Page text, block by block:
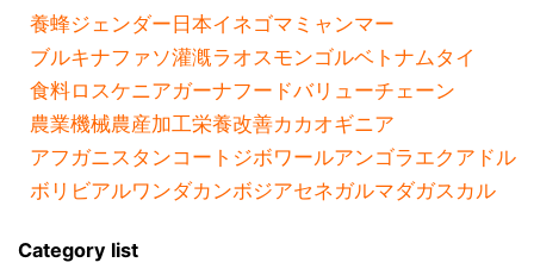
養蜂ジェンダー 日本イネゴマ ミャンマー
ブルキナファソ灌漑ラオスモンゴルベトナムタイ
食料ロスケニアガーナフードバリューチェーン
農業機械農産加工栄養改善カカオギニア
アフガニスタンコートジボワールアンゴラ エクアドル
ボリビアルワンダカンボジアセネガルマダガスカル
Category list